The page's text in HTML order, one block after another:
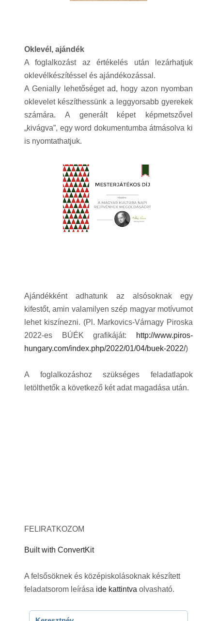
Oklevél, ajándék
A foglalkozást az értékelés után lezárhatjuk
oklevélkészítéssel és ajándékozással.
A Genially lehetőséget ad, hogy azon nyomban
oklevelet készíthessünk a leggyorsabb gyerekek
számára. A generált képet képmetszővel
„kivágva”, egy word dokumentumba átmásolva ki
is nyomtathatjuk.
Ajándékként adhatunk az alsósoknak egy
kifestőt, amin valamilyen szép magyar motívumot
lehet kiszínezni. (Pl. Markovics-Várnagy Piroska
2022-es BÚÉK grafikáját:
http://www.piros-
hungary.com/index.php/2022/01/04/buek-2022/)
A foglalkozáshoz szükséges feladatlapok
letölthetők a következő két adat magadása után.
FELIRATKOZOM
Built with ConvertKit
A felsősöknek és középiskolásoknak készített
feladatsorom leírása ide kattintva olvasható.